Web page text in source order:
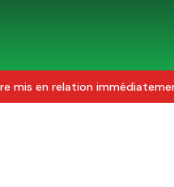
mis en relation